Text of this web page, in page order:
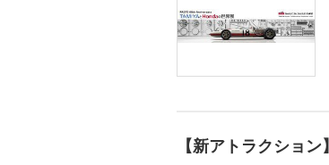
【新アトラクショ